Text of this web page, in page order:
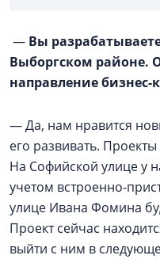
— Вы
Выборгском районе.
направление бизнес-
— Да, нам нравится
его развивать.
На Софийской улице у
учетом встроенно-
улице Ивана Фомина
Проект сейчас
выйти с ним в